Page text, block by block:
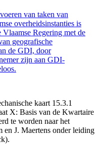
van taken van
overheidsinstanties is
Regering met de
geografische
de GDI, door
zijn aan GDI-
kaart 15.3.1
X: Basis van de Kwartaire
te worden naar het
en J. Maertens onder leiding